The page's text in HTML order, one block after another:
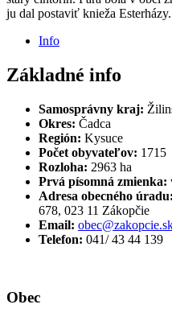
ju dal postaviť knieža Esterházy.
Info
Základné info
Samosprávny kraj:
Okres: Čadca
Región: Kysuce
Počet obyvateľov: 1715
Rozloha: 2963 ha
Prvá písomná zmienka:
Adresa obecného úradu:
678, 023 11 Zákopčie
Email:
Telefon: 041/ 43 44 139
Obec